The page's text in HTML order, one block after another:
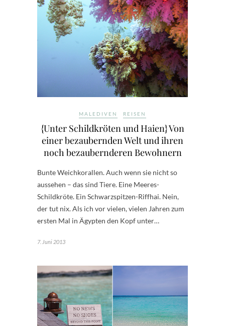
MALEDIVEN REISEN
{Unter Schildkröten und Haien} Von
einer bezaubernden Welt und ihren
noch bezaubernderen Bewohnern
Bunte Weichkorallen. Auch wenn sie nicht so
aussehen – das sind Tiere. Eine Meeres-
Schildkröte. Ein Schwarzspitzen-Riffhai. Nein,
der tut nix. Als ich vor vielen, vielen Jahren zum
ersten Mal in Ägypten den Kopf unter…
7. Juni 2013